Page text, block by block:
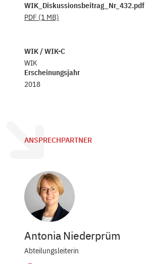
WIK_Diskussionsbeitrag_Nr_432.pdf
PDF (1 MB)
WIK / WIK-C
WIK
Erscheinungsjahr
2018
ANSPRECHPARTNER
Antonia Niederprüm
Abteilungsleiterin